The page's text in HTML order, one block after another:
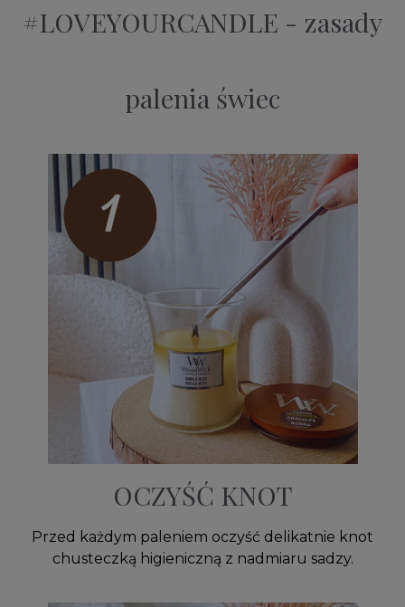
#LOVEYOURCANDLE - zasady
palenia świec
OCZYŚĆ KNOT
Przed każdym paleniem oczyść delikatnie knot
chusteczką higieniczną z nadmiaru sadzy.